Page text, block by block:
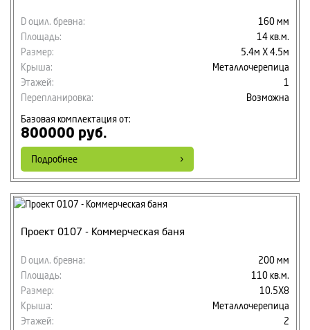
D оцил. бревна:
160 мм
Площадь:
14 кв.м.
Размер:
5.4м Х 4.5м
Крыша:
Металлочерепица
Этажей:
1
Перепланировка:
Возможна
Базовая комплектация от:
800000 руб.
Подробнее
Проект 0107 - Коммерческая баня
D оцил. бревна:
200 мм
Площадь:
110 кв.м.
Размер:
10.5Х8
Крыша:
Металлочерепица
Этажей:
2